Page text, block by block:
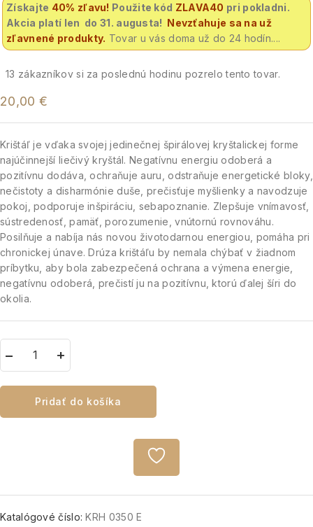
Získajte 40% zľavu! Použite kód ZLAVA40 pri pokladni.
Akcia platí len do 31. augusta! Nevzťahuje sa na už
zľavnené produkty. Tovar u vás doma už do 24 hodín....
13 zákazníkov si za poslednú hodinu pozrelo tento tovar.
20,00 €
Krištáľ je vďaka svojej jedinečnej špirálovej kryštalickej forme
najúčinnejší liečivý kryštál. Negatívnu energiu odoberá a
pozitívnu dodáva, ochraňuje auru, odstraňuje energetické bloky,
nečistoty a disharmónie duše, prečisťuje myšlienky a navodzuje
pokoj, podporuje inšpiráciu, sebapoznanie. Zlepšuje vnímavosť,
sústredenosť, pamäť, porozumenie, vnútornú rovnováhu.
Posilňuje a nabíja nás novou životodarnou energiou, pomáha pri
chronickej únave. Drúza krištáľu by nemala chýbať v žiadnom
príbytku, aby bola zabezpečená ochrana a výmena energie,
negatívnu odoberá, prečistí ju na pozitívnu, ktorú ďalej šíri do
okolia.
Pridať do košíka
Katalógové číslo:KRH 0350 E